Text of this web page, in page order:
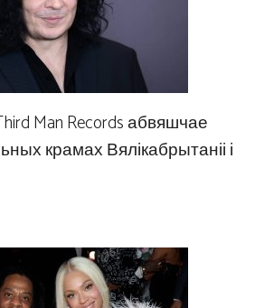
Man Records абвяшчае
крамах Вялікабрытаніі і